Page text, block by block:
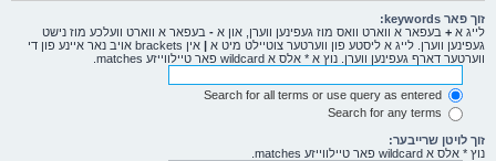
זוך פאר keywords:
לייג א + בעפאר א ווארט וואס מוז געפינען ווערן, און א - בעפאר א ווארט וועלכע מוז נישט
געפינען ווערן. לייג א ליסטע פון ווערטער צוטיילט מיט א |
אין brackets אויב נאר איינע פון די
ווערטער דארף געפינען ווערן. נוץ א * אלס א wildcard פאר טיילווייזע matches.
זוך לויטן שרייבער:
נוץ * אלס א wildcard פאר טיילווייזע matches.